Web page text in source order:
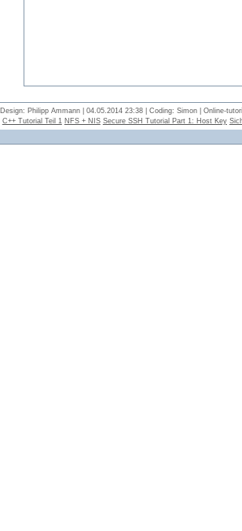
Design: Philipp Ammann | 04.05.2014 23:38 | Coding: Simon | Online-
C++ Tutorial Teil 1 NFS + NIS Secure SSH Tutorial Part 1: Host Key